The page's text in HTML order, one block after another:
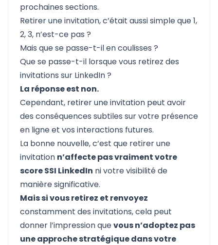
prochaines sections.
Retirer une invitation, c’était aussi simple que 1,
2, 3, n’est-ce pas ?
Mais que se passe-t-il en coulisses ?
Que se passe-t-il lorsque vous retirez des
invitations sur LinkedIn ?
La réponse est non.
Cependant, retirer une invitation peut avoir
des conséquences subtiles sur votre présence
en ligne et vos interactions futures.
La bonne nouvelle, c’est que retirer une
invitation n’affecte pas vraiment votre
score SSI LinkedIn ni votre visibilité de
manière significative.
Mais si vous retirez et renvoyez
constamment des invitations, cela peut
donner l’impression quevous n’adoptez pas
une approche stratégique dans votre